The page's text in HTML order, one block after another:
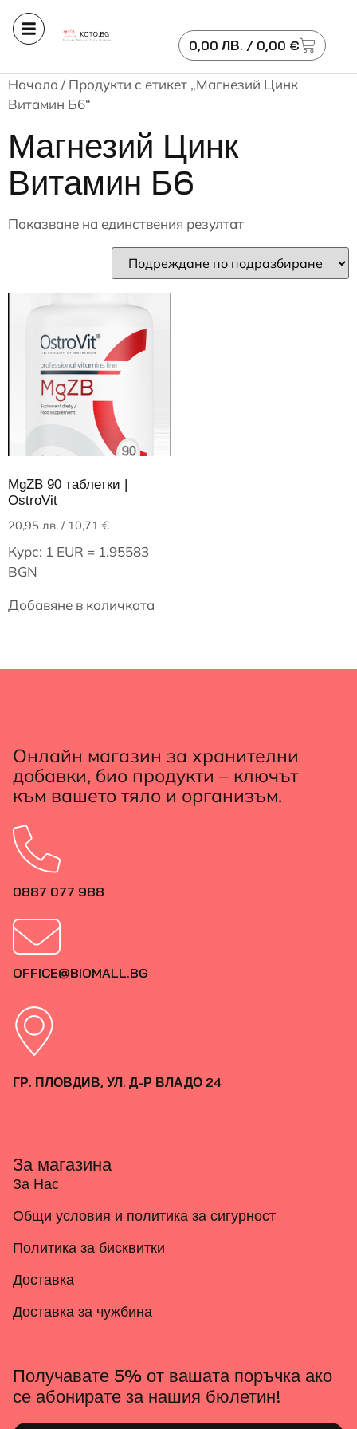
0,00 ЛВ. / 0,00 €
Начало / Продукти с етикет „Магнезий Цинк
Витамин Б6“
Магнезий Цинк
Витамин Б6
Показване на единствения резултат
MgZB 90 таблетки |
OstroVit
20,95 лв. / 10,71 €
Курс: 1 EUR = 1.95583
BGN
Добавяне в количката
Онлайн магазин за хранителни
добавки, био продукти – ключът
към вашето тяло и организъм.
0887 077 988
OFFICE@BIOMALL.BG
ГР. ПЛОВДИВ, УЛ. Д-Р ВЛАДО 24
За магазина
За Нас
Общи условия и политика за сигурност
Политика за бисквитки
Доставка
Доставка за чужбина
Получавате 5% от вашата поръчка ако
се абонирате за нашия бюлетин!